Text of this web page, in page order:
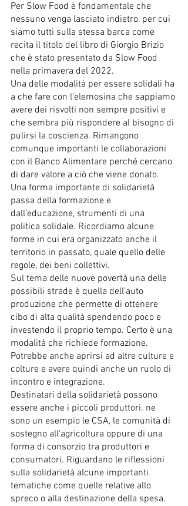
Per Slow Food è fondamentale che
nessuno venga lasciato indietro, per cui
siamo tutti sulla stessa barca come
recita il titolo del libro di Giorgio Brizio
che è stato presentato da Slow Food
nella primavera del 2022.
Una delle modalità per essere solidali ha
a che fare con l’elemosina che sappiamo
avere dei risvolti non sempre positivi e
che sembra più rispondere al bisogno di
pulirsi la coscienza. Rimangono
comunque importanti le collaborazioni
con il Banco Alimentare perché cercano
di dare valore a ciò che viene donato.
Una forma importante di solidarietà
passa della formazione e
dall’educazione, strumenti di una
politica solidale. Ricordiamo alcune
forme in cui era organizzato anche il
territorio in passato, quale quello delle
regole, dei beni collettivi.
Sul tema delle nuove povertà una delle
possibili strade è quella dell’auto
produzione che permette di ottenere
cibo di alta qualità spendendo poco e
investendo il proprio tempo. Certo è una
modalità che richiede formazione.
Potrebbe anche aprirsi ad altre culture e
colture e avere quindi anche un ruolo di
incontro e integrazione.
Destinatari della solidarietà possono
essere anche i piccoli produttori. ne
sono un esempio le CSA, le comunità di
sostegno all'agricoltura oppure di una
forma di consorzio tra produttori e
consumatori. Riguardano le riflessioni
sulla solidarietà alcune importanti
tematiche come quelle relative allo
spreco o alla destinazione della spesa.